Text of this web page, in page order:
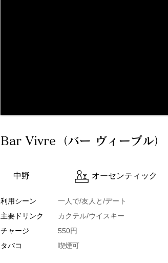
Bar Vivre（バー ヴィーブル）
中野 オーセンティック
利用シーン
一人で/友人と/デート
主要ドリンク
カクテル/ウイスキー
チャージ
550円
タバコ
喫煙可